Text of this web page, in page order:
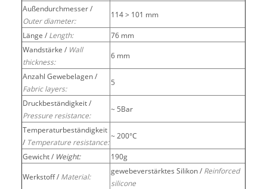
Außendurchmesser /
Outer diameter:
114 > 101 mm
Länge / Length:
76 mm
Wandstärke / Wall
thickness:
6 mm
Anzahl Gewebelagen /
Fabric layers:
5
Druckbeständigkeit /
Pressure resistance:
~ 5Bar
Temperaturbeständigkeit
/ Temperature resistance:
~ 200°C
Gewicht / Weight:
190g
Werkstoff / Material:
gewebeverstärktes Silikon / Reinforced
silicone